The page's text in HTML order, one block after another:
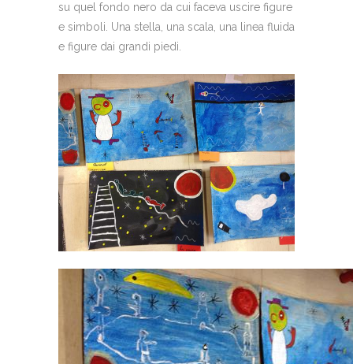
su quel fondo nero da cui faceva uscire figure
e simboli. Una stella, una scala, una linea fluida
e figure dai grandi piedi.